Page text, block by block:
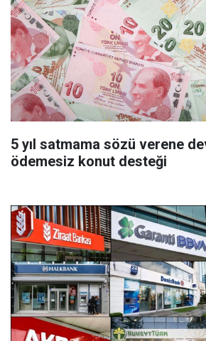
5 yıl satmama sözü verene
ödemesiz konut desteği